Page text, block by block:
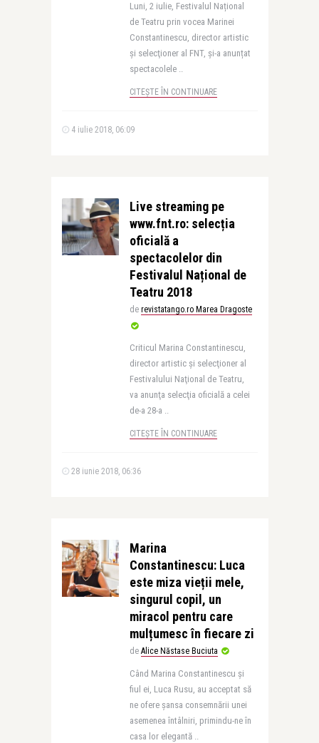
Luni, 2 iulie, Festivalul Național
de Teatru prin vocea Marinei
Constantinescu, director artistic
şi selecţioner al FNT, și-a anunțat
spectacolele ..
CITEȘTE ÎN CONTINUARE
4 iulie 2018, 06:09
Live streaming pe
www.fnt.ro: selecția
oficială a
spectacolelor din
Festivalul Național de
Teatru 2018
de revistatango.ro Marea Dragoste
Criticul Marina Constantinescu,
director artistic şi selecţioner al
Festivalului Naţional de Teatru,
va anunţa selecţia oficială a celei
de-a 28-a ..
CITEȘTE ÎN CONTINUARE
28 iunie 2018, 06:36
Marina
Constantinescu: Luca
este miza vieții mele,
singurul copil, un
miracol pentru care
mulțumesc în fiecare zi
de Alice Năstase Buciuta
Când Marina Constantinescu și
fiul ei, Luca Rusu, au acceptat să
ne ofere șansa consemnării unei
asemenea întâlniri, primindu-ne în
casa lor elegantă ..